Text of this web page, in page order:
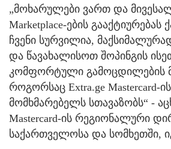
„მოხარულები ვართ და
Marketplace-ების
ჩვენი სურვილია,
და წავახალისოთ შოპინგის
კომფორტული გამოცდილების
როგორსაც Extra.ge Mastercard-
მომხმარებელს სთავაზობს“ -
Mastercard-ის რეგიონალური
საქართველოსა და სომხეთში,